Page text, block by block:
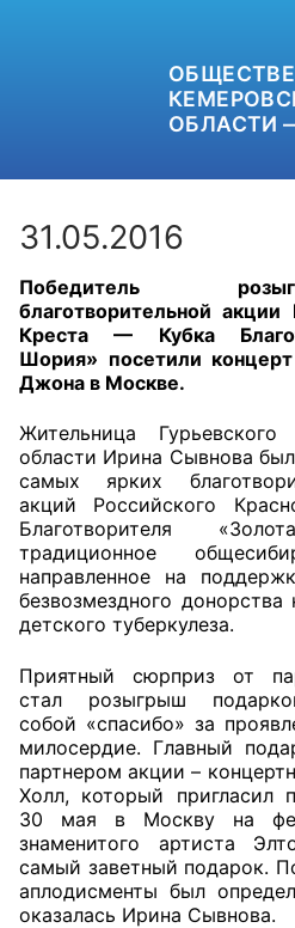
ОБЛАСТИ
+7 (3842)
Главная
Общественные советы
Общественные советы
органах федеральных
исполнительной власти
Общественные советы
независимой оценки
оказания услуг
О Палате
31.05.2016
Победитель
благотворительной акции
Креста — Кубка
Шория» посетили
Джона в Москве.
Жительница
области Ирина Сывнова
самых ярких
акций Российского
Благотворителя
традиционное
направленное на
безвозмездного
детского туберкулеза.
Приятный сюрприз от
стал розыгрыш
собой «спасибо» за
милосердие. Главный
партнером акции –
Холл, который пригласил
30 мая в Москву на
знаменитого артиста
самый заветный подарок.
аплодисменты был
оказалась Ирина Сывнова.